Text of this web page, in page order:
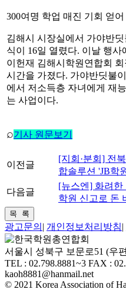
300여명 학업 매진 기회 얻어
김해시 시장실에서 가야반
식이 16일 열렸다. 이날 행
이헌재 김해시학원연합회
시간을 가졌다. 가야반딧불
에서 저소득층 자녀에게 재
는 사업이다.
⌕기사 원문보기
이전글
[지회·분회] 전
합솔루션 'JB학
다음글
[뉴스엔] 화려
학원 신고로 돈
광고문의 | 개인정보처리방침|
서울시 성북구 보문로51 (우
TEL : 02.798.8881~3 FAX :
kaoh8881@hanmail.net
© 2021 Korea Association of